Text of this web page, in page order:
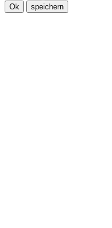
Ok speichern